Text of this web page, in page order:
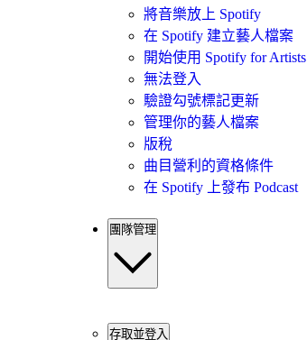
將音樂放上 Spotify
在 Spotify 建立藝人檔案
開始使用 Spotify for Artists
無法登入
驗證勾號標記更新
管理你的藝人檔案
版稅
曲目營利的資格條件
在 Spotify 上發布 Podcast
團隊管理
存取並登入